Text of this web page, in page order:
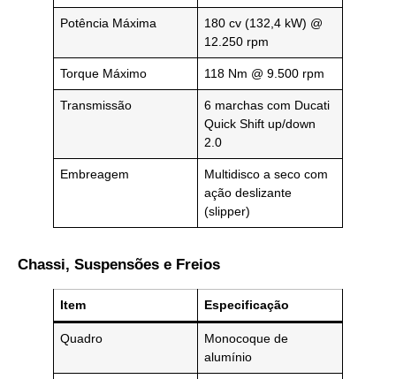
Potência Máxima
180 cv (132,4 kW) @
12.250 rpm
Torque Máximo 118 Nm @ 9.500 rpm
Transmissão
6 marchas com Ducati
Quick Shift up/down
2.0
Embreagem
Multidisco a seco com
ação deslizante
(slipper)
Chassi, Suspensões e Freios
Item Especificação
Quadro
Monocoque de
alumínio